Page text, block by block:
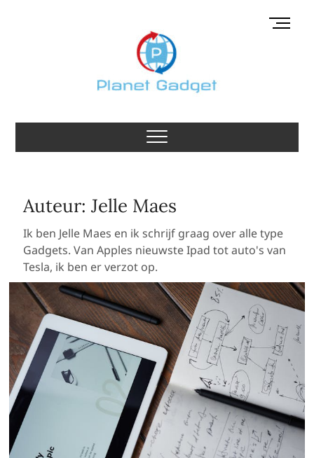
Planet Gadget
GADGETS BLOG MET DE BESTE GADGETS
M
t
o
Auteur:Jelle Maes
Ik ben Jelle Maes en ik schrijf graag over alle type
Gadgets. Van Apples nieuwste Ipad tot auto's van
Tesla, ik ben er verzot op.